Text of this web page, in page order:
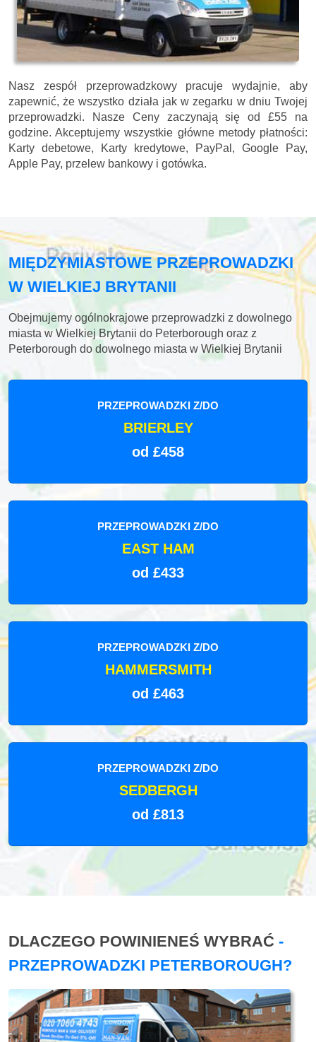
Nasz zespół przeprowadzkowy pracuje wydajnie, aby
zapewnić, że wszystko działa jak w zegarku w dniu Twojej
przeprowadzki. Nasze Ceny zaczynają się od £55 na
godzine. Akceptujemy wszystkie główne metody płatności:
Karty debetowe, Karty kredytowe, PayPal, Google Pay,
Apple Pay, przelew bankowy i gotówka.
MIĘDZYMIASTOWE PRZEPROWADZKI
W WIELKIEJ BRYTANII
Obejmujemy ogólnokrajowe przeprowadzki z dowolnego
miasta w Wielkiej Brytanii do Peterborough oraz z
Peterborough do dowolnego miasta w Wielkiej Brytanii
PRZEPROWADZKI Z/DO
BRIERLEY
od £458
PRZEPROWADZKI Z/DO
EAST HAM
od £433
PRZEPROWADZKI Z/DO
HAMMERSMITH
od £463
PRZEPROWADZKI Z/DO
SEDBERGH
od £813
DLACZEGO POWINIENEŚ WYBRAĆ -
PRZEPROWADZKI PETERBOROUGH?